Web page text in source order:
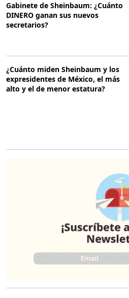
Gabinete de Sheinbaum: ¿Cuánto
DINERO ganan sus nuevos
secretarios?
¿Cuánto miden Sheinbaum y los
expresidentes de México, el más
alto y el de menor estatura?